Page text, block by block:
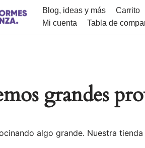
Blog, ideas y más Carrito
Mi cuenta
Tabla de
grandes
algo grande. Nuestra